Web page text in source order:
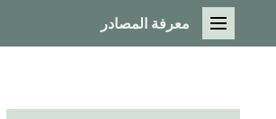
القائمة الرئيسية
معرفة المصادر